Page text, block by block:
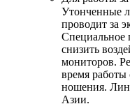
Утонченные
проводит за
Специальное
снизить
мониторов.
время работы
ношения.
Азии.